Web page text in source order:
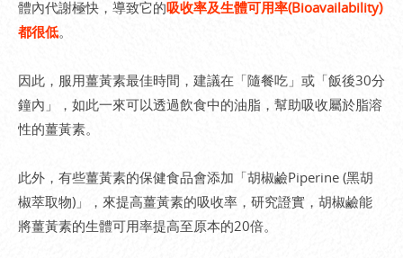
體內代謝極快，導致它的吸收率及生體可用率(Bioavailability)
都很低。
因此，服用薑黃素最佳時間，建議在「隨餐吃」或「飯後30分
鐘內」，如此一來可以透過飲食中的油脂，幫助吸收屬於脂溶
性的薑黃素。
此外，有些薑黃素的保健食品會添加「胡椒鹼Piperine (黑胡
椒萃取物)」，來提高薑黃素的吸收率，研究證實，胡椒鹼能
將薑黃素的生體可用率提高至原本的20倍。